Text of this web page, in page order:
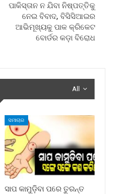
ପାକିସ୍ତାନ ନ ଯିବା ନିଷ୍ପତ୍ତିକୁ
ନେଇ ବିବାଦ, ବିସିସିଆଇର
ଆଭିମୂଖ୍ୟକୁ ପାକ କ୍ରିକେଟ
ବୋର୍ଡର କଡ଼ା ବିରୋଧ
All
ସମାଚାର
ସାପ କାମୁଡ଼ିବା ପରେ ତୁରନ୍ତ